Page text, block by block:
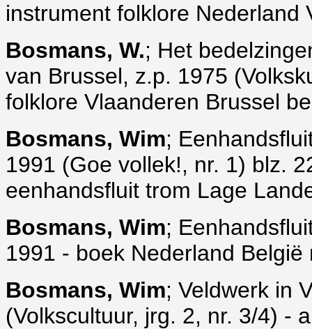
instrument folklore Nederland
Bosmans, W.; Het
van Brussel, z.p. 1975
folklore Vlaanderen Brussel
Bosmans, Wim;
1991 (Goe vollek!, nr. 1) blz.
eenhandsfluit trom Lage
Bosmans, Wim;
1991 - boek Nederland
Bosmans, Wim; Veldwerk in
(Volkscultuur, jrg. 2, nr. 3/4) -